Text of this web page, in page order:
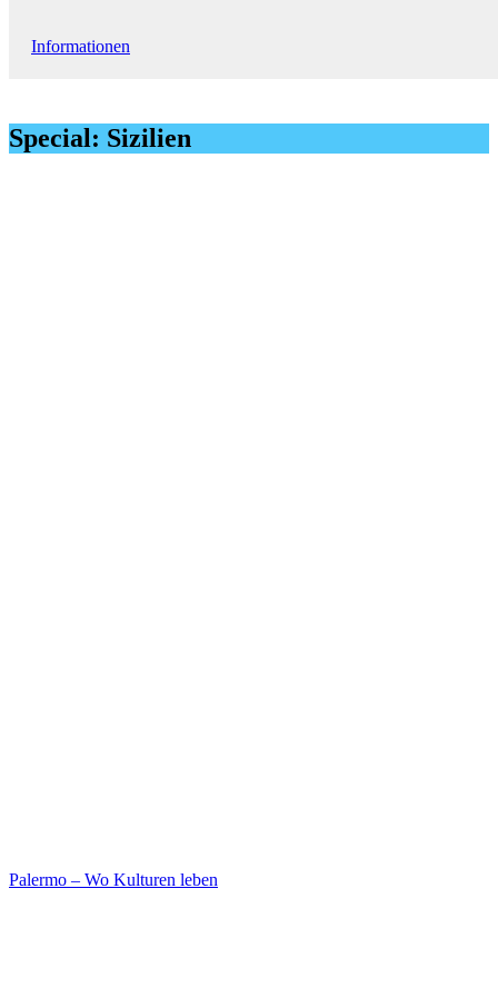
Informationen
Special: Sizilien
Palermo – Wo Kulturen leben